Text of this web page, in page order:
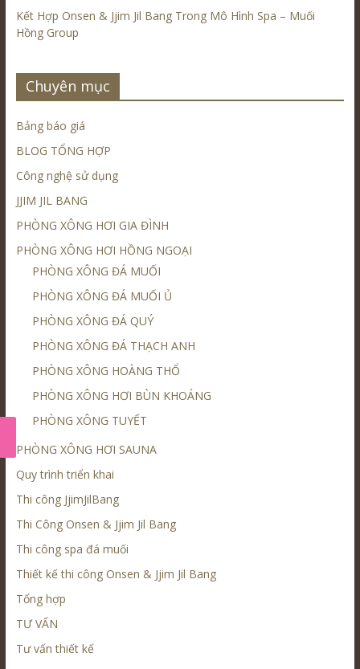
Kết Hợp Onsen & Jjim Jil Bang Trong Mô Hình Spa – Muối
Hồng Group
Chuyên mục
Bảng báo giá
BLOG TỔNG HỢP
Công nghệ sử dụng
JJIM JIL BANG
PHÒNG XÔNG HƠI GIA ĐÌNH
PHÒNG XÔNG HƠI HỒNG NGOẠI
PHÒNG XÔNG ĐÁ MUỐI
PHÒNG XÔNG ĐÁ MUỐI Ủ
PHÒNG XÔNG ĐÁ QUÝ
PHÒNG XÔNG ĐÁ THẠCH ANH
PHÒNG XÔNG HOÀNG THỔ
PHÒNG XÔNG HƠI BÙN KHOÁNG
PHÒNG XÔNG TUYẾT
PHÒNG XÔNG HƠI SAUNA
Quy trình triển khai
Thi công JjimJilBang
Thi Công Onsen & Jjim Jil Bang
Thi công spa đá muối
Thiết kế thi công Onsen & Jjim Jil Bang
Tổng hợp
TƯ VẤN
Tư vấn thiết kế